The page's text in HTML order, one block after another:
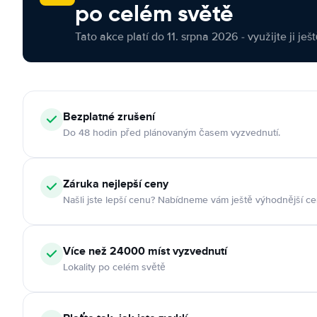
po celém světě
Tato akce platí do 11. srpna 2026 - využijte ji
Bezplatné zrušení
Do 48 hodin před plánovaným časem vyzvednutí.
Záruka nejlepší ceny
Našli jste lepší cenu? Nabídneme vám ještě výhodnější
Více než 24000 míst vyzvednutí
Lokality po celém světě